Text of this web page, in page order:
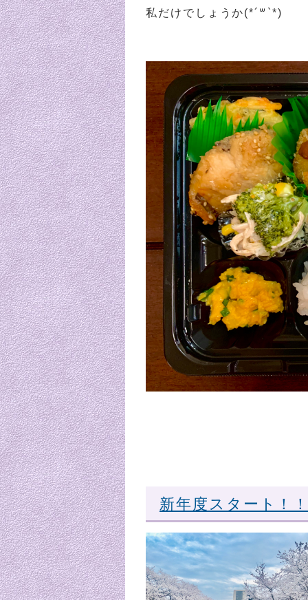
私だけでしょうか(*´꒳`*)
新年度スタート！